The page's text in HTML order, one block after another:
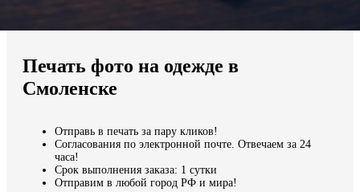
Мы доставляем по всему миру
Продолжить без города
Печать фото на одежде в
Смоленске
Отправь в печать за пару кликов!
Согласования по электронной почте. Отвечаем за 24
часа!
Срок выполнения заказа: 1 сутки
Отправим в любой город РФ и мира!